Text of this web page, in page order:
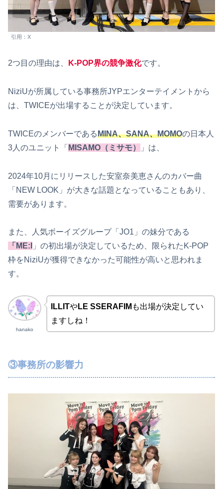
引用：X
2つ目の理由は、 K-POP界の競争激化です。
NiziUが所属している事務所JYPエンターテイメントから
は、TWICEが出場することが決定しています。
TWICEのメンバーであるMINA、SANA、MOMOの日本人
3人のユニット「 MISAMO（ミサモ） 」は、
2024年10月にリリースした安室奈美恵さんのカバー曲
「NEW LOOK」が大きな話題となっていることもあり、
需要があります。
また、人気ボーイズグループ「JO1」の妹分である
「ME:I
」の初出場が決定しているため、限られたK-POP
枠をNiziUが獲得できなかった可能性が高いと思われま
す。
hanako
ILLITやLE SSERAFIM も出場が決定してい
ますしね！
③事務所の影響力